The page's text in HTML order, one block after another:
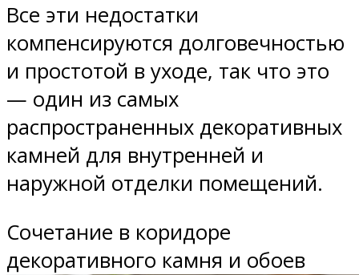
Все эти недостатки
компенсируются долговечностью
и простотой в уходе, так что это
— один из самых
распространенных декоративных
камней для внутренней и
наружной отделки помещений.
Сочетание в коридоре
декоративного камня и обоев